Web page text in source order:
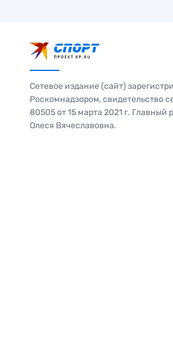
Сетевое издание (сайт)
Роскомнадзором, свидетельство
80505 от 15 марта 2021 г. Главный
Олеся Вячеславовна.